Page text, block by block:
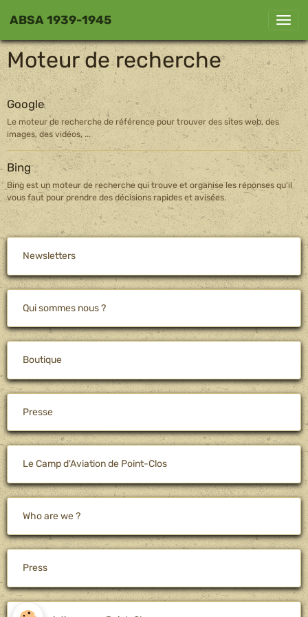
ABSA 1939-1945
Moteur de recherche
Google
Le moteur de recherche de référence pour trouver des sites web, des
images, des vidéos, ...
Bing
Bing est un moteur de recherche qui trouve et organise les réponses qu'il
vous faut pour prendre des décisions rapides et avisées.
Newsletters
Qui sommes nous ?
Boutique
Presse
Le Camp d'Aviation de Point-Clos
Who are we ?
Press